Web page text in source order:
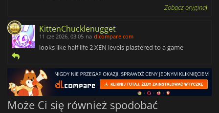
Zobacz oryginał
KittenChucklenugget
11 cze 2026, 03:05 na dlcompare.com
looks like half life 2 XEN levels plastered to a game
Może Ci się również spodobać